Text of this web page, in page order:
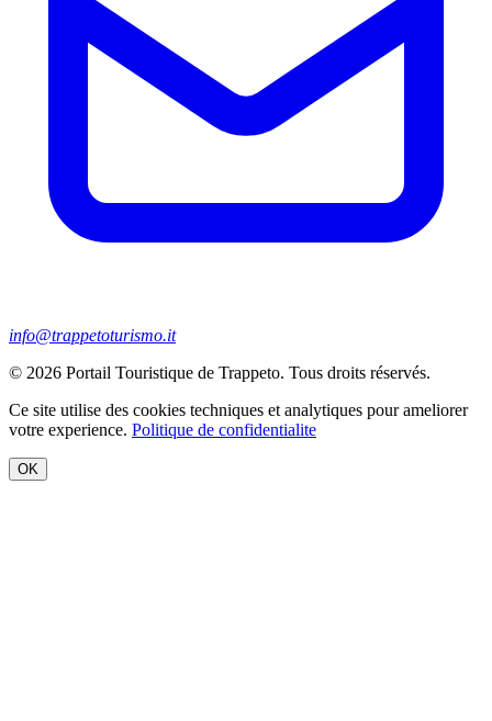
info@trappetoturismo.it
© 2026 Portail Touristique de Trappeto. Tous droits réservés.
Ce site utilise des cookies techniques et analytiques pour ameliorer
votre experience. Politique de confidentialite
OK